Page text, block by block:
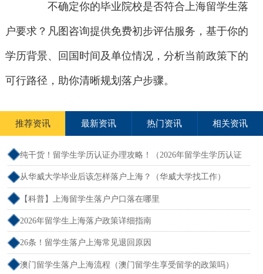
不确定你的毕业院校是否符合上海留学生落
户要求？凡图咨询提供免费初步评估服务，基于你的
学历背景、回国时间及单位情况，分析当前政策下的
可行路径，助你清晰规划落户步骤。
推荐资讯 最新资讯 热门资讯 相关资讯
纯干货！留学生学历认证办理攻略！（2026年留学生学历认证
流程）
从华威大学毕业后该怎样落户上海？（华威大学找工作）
【科普】上海留学生落户户口落在哪里
2026年留学生上海落户政策详细指南
26条！留学生落户上海常见退回原因
澳门留学生落户上海流程（澳门留学生享受留学的政策吗）